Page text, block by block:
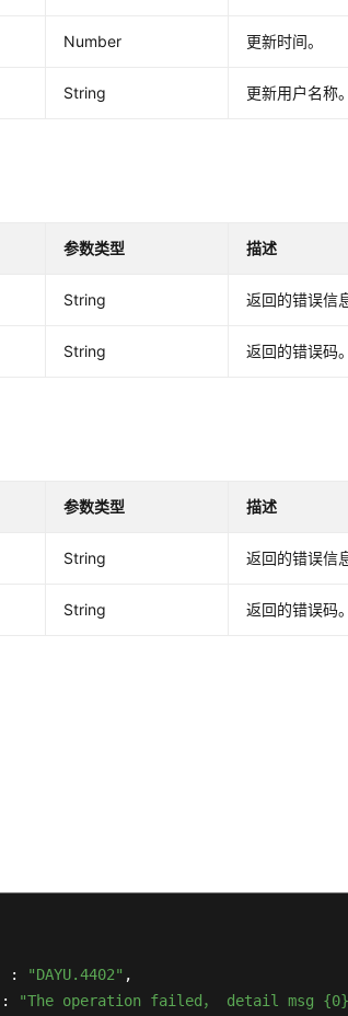
Number 更新时间。
String 更新用户名称。
参数类型 描述
String 返回的错误信
String 返回的错误码。
参数类型 描述
String 返回的错误信
String 返回的错误码。
: "DAYU.4402" ,
: "The operation failed， detail msg